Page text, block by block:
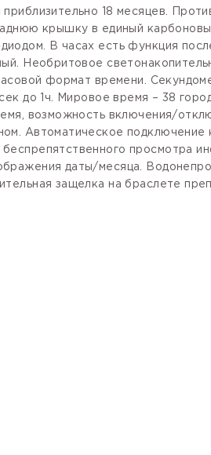
18 месяцев.
крышку в единый
В часах есть функция
Необритовое
формат времени.
до 1ч. Мировое время – 38
возможность включения/
Автоматическое
просмотра
даты/месяца.
защелка на браслете